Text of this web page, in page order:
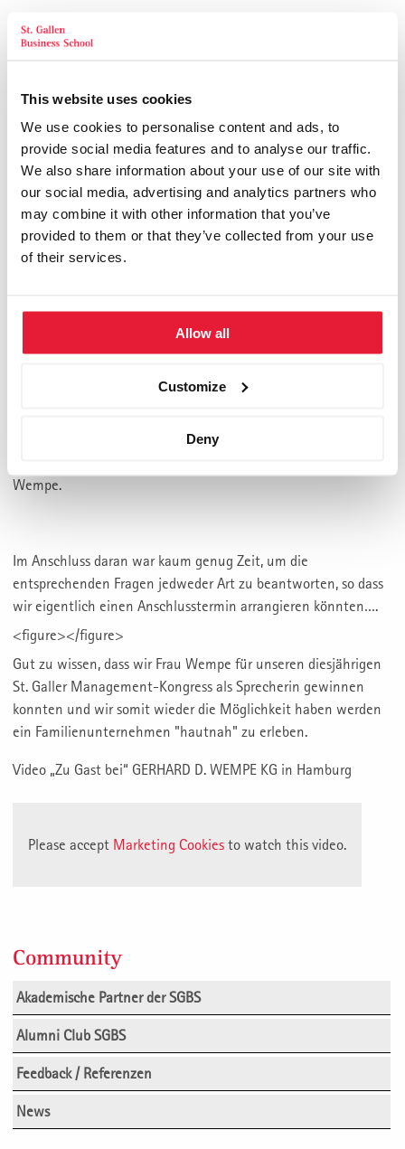
This website uses cookies
We use cookies to personalise content and ads, to
provide social media features and to analyse our traffic.
We also share information about your use of our site with
our social media, advertising and analytics partners who
may combine it with other information that you’ve
provided to them or that they’ve collected from your use
of their services.
Allow all
Customize
Deny
<figure></figure>
Unternehmens mitgenommen. Auf sehr anschauliche Art und
Weise verriet uns die Inhaberin durch Vorstellung und
Erläuterung, welcher Ihrer Vorfahren jeweils entscheidende
Schritte unternommen hatte um "WEMPE" so zu
positionieren, wie wir es an diesem Dienstagabend in der
Firmenzentrale kennen lernen durften. Ein Juwelier mit der
Andienung an das entsprechende Kundenklientel.
Qualitätsdefinitionen und natürlich Familie und
beleuchtet wurden. Besonders hervorzuheben ist hierbei die
Wempe.
Im Anschluss daran war kaum genug Zeit, um die
entsprechenden Fragen jedweder Art zu beantworten, so dass
wir eigentlich einen Anschlusstermin arrangieren könnten….
<figure></figure>
Gut zu wissen, dass wir Frau Wempe für unseren diesjährigen
St. Galler Management-Kongress als Sprecherin gewinnen
konnten und wir somit wieder die Möglichkeit haben werden
ein Familienunternehmen "hautnah" zu erleben.
Video „Zu Gast bei“ GERHARD D. WEMPE KG in Hamburg
Please accept Marketing Cookies to watch this video.
Community
Akademische Partner der SGBS
Alumni Club SGBS
Feedback / Referenzen
News